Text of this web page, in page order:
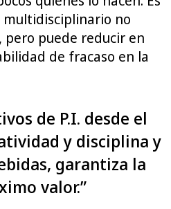
no
pero puede reducir en
de fracaso en la
de P.I. desde el
y disciplina y
garantiza la
valor.”